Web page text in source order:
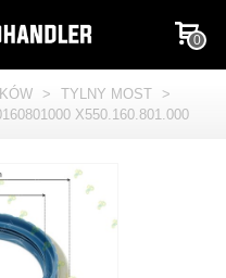
0
> TYLNY MOST
>
X550.160.801.000